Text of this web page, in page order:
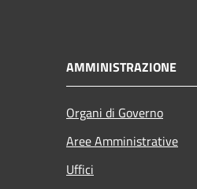
AMMINISTRAZIONE
Organi di Governo
Aree Amministrative
Uffici